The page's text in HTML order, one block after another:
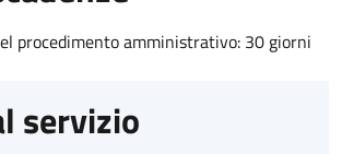
procedimento amministrativo: 30 giorni
servizio